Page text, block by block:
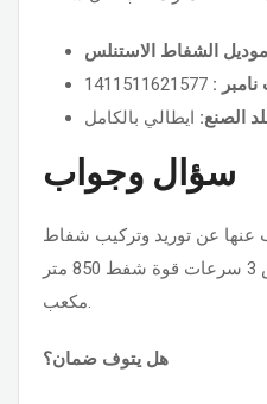
نامبر :
الصنع:
سؤال وجواب
عنها عن توريد وتركيب شفاط
60 سم هرمي ايطالي استانلس 3 سرعات قوة شفط 850 متر
مكعب.
هل يتوف ضمان؟